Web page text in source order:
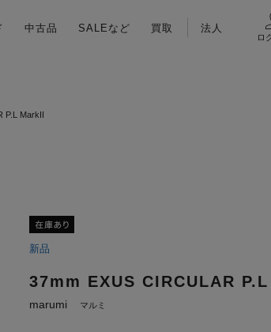
中古品 SALEなど 買取 法人
ロ
P.L MarkII
新品
37mm EXUS CIRCULAR
marumi マルミ